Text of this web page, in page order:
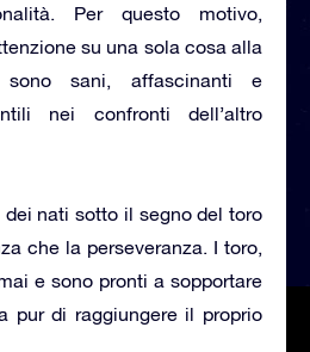
Per questo motivo,
su una sola cosa alla
sani, affascinanti e
nei confronti dell’altro
dei nati sotto il segno del toro
che la perseveranza. I toro,
e sono pronti a sopportare
pur di raggiungere il proprio